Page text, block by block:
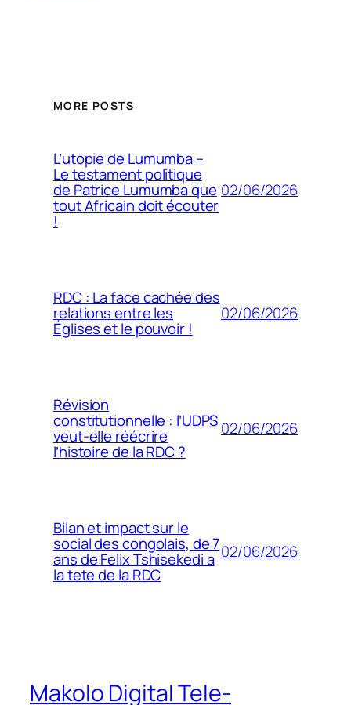
MORE POSTS
L’utopie de Lumumba –
Le testament politique
de Patrice Lumumba que
tout Africain doit écouter
!
02/06/2026
RDC : La face cachée des
relations entre les
Églises et le pouvoir !
02/06/2026
Révision
constitutionnelle : l’UDPS
veut-elle réécrire
l’histoire de la RDC ?
02/06/2026
Bilan et impact sur le
social des congolais, de 7
ans de Felix Tshisekedi a
la tete de la RDC
02/06/2026
Makolo Digital Tele-